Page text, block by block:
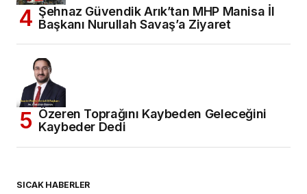
Şehnaz Güvendik Arık’tan MHP Manisa İl
Başkanı Nurullah Savaş’a Ziyaret
Özeren Toprağını Kaybeden Geleceğini
Kaybeder Dedi
SICAK HABERLER